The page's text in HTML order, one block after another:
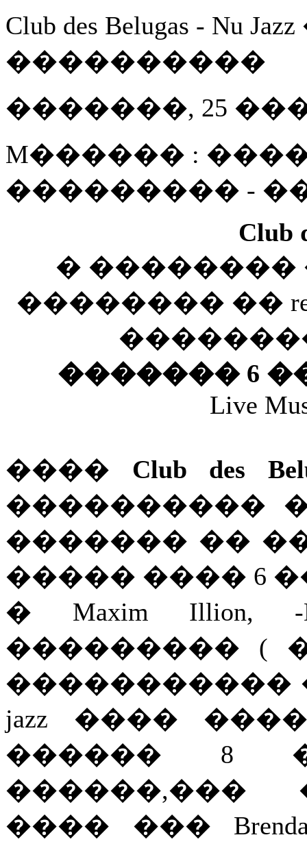
Club des Belugas -
����������
�������, 25 ���
M������ :
��������� -
Club
� ��������
�������� ��
������� 6
Live
���� Club des
����������
������� ��
����� ���� 6
� Maxim Illion,
��������� (
�����������
jazz ����
������ 8
������,���
���� ���